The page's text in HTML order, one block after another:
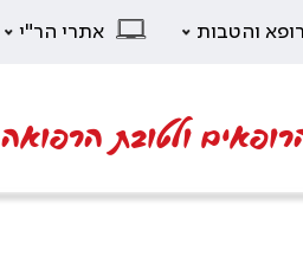
והטבות אתרי הר"י
ולטובת הרפואה